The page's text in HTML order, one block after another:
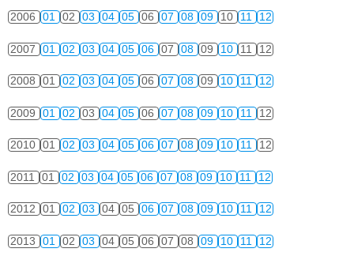
2006 01 02 03 04 05 06 07 08 09 10 11 12
2007 01 02 03 04 05 06 07 08 09 10 11 12
2008 01 02 03 04 05 06 07 08 09 10 11 12
2009 01 02 03 04 05 06 07 08 09 10 11 12
2010 01 02 03 04 05 06 07 08 09 10 11 12
2011 01 02 03 04 05 06 07 08 09 10 11 12
2012 01 02 03 04 05 06 07 08 09 10 11 12
2013 01 02 03 04 05 06 07 08 09 10 11 12